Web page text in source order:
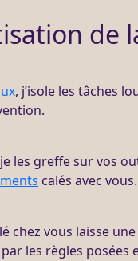
, j’isole les tâches
les greffe sur vos
calés avec vous.
chez vous laisse
les règles